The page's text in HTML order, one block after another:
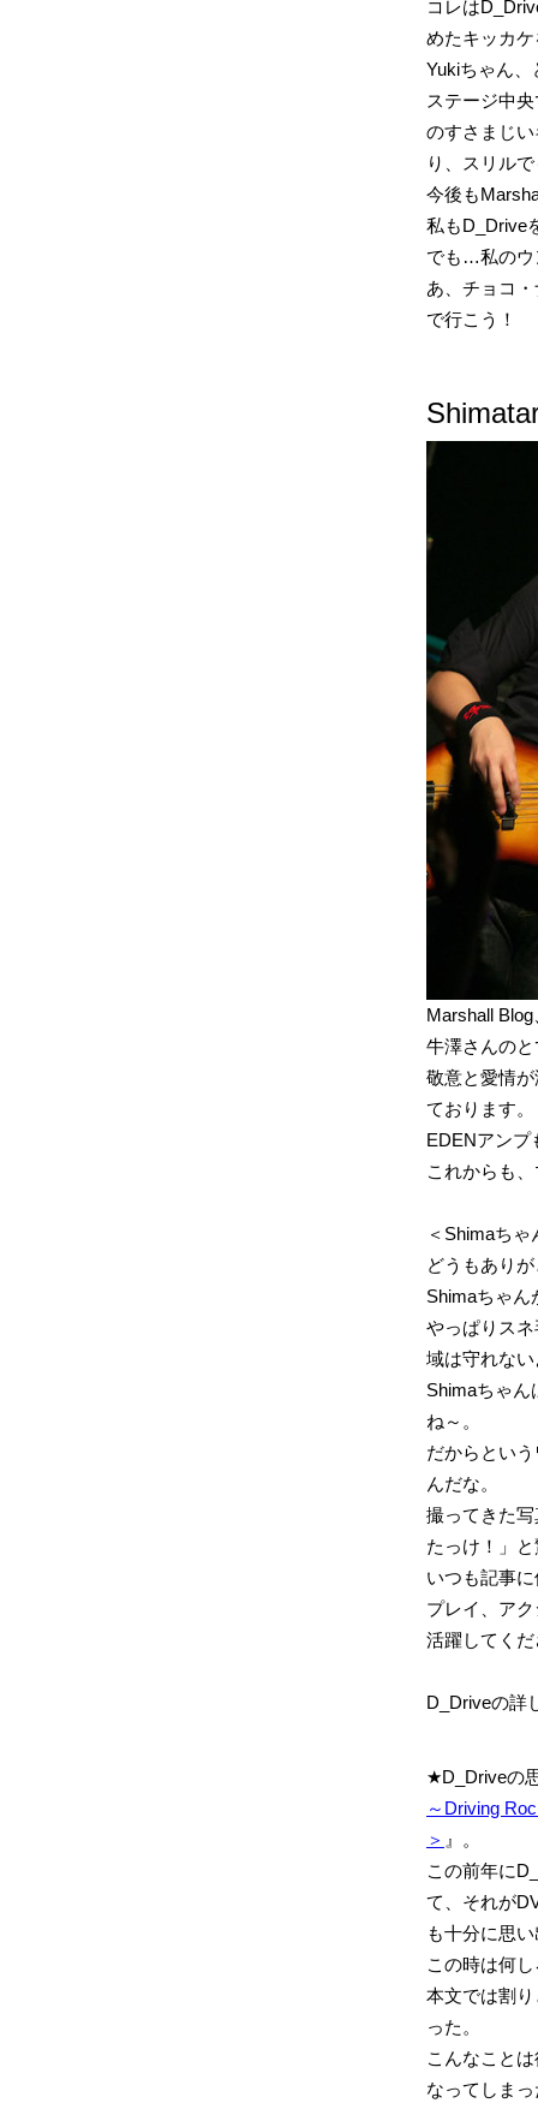
コレは
めたキッカ
Yukiちゃん
ステージ中
のすさまじ
り、スリル
今後も
私もD_Drive
でも…私のウ
あ、チョコ
で行こう！
Marshall
牛澤さんの
敬意と愛情
ております。
EDENアンプ
これからも
＜Shimaちゃ
どうもあり
Shimaちゃん
やっぱりス
域は守れな
Shimaちゃん
ね～。
だからとい
んだな。
撮ってきた
たっけ！」
いつも記事
プレイ、ア
活躍してく
D_Driveの詳
★D_Driveの
～Driving
＞ 』。
この前年に
て、それが
も十分に思
この時は何
本文では割
った。
こんなこと
なってしま